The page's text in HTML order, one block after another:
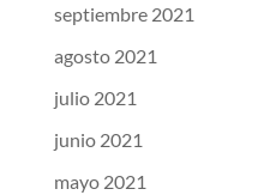
septiembre 2021
agosto 2021
julio 2021
junio 2021
mayo 2021